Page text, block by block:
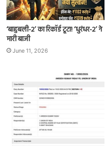
‘बाहुबली-2’ का रिकॉर्ड टूटा! ‘धुरंधर-2’ ने
मारी बाजी
June 11, 2026